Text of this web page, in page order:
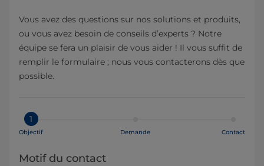
Vous avez des questions sur nos solutions et produits,
ou vous avez besoin de conseils d’experts ? Notre
équipe se fera un plaisir de vous aider ! Il vous suffit de
remplir le formulaire ; nous vous contacterons dès que
possible.
1
Objectif Demande Contact
Motif du contact